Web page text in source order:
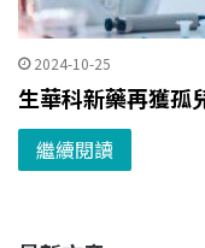
2024-10-25
生華科新藥再獲孤
繼續閱讀